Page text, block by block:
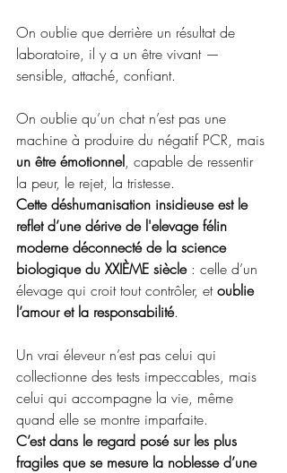
On oublie que derrière un résultat de
laboratoire, il y a un être vivant —
sensible, attaché, confiant.
On oublie qu’un chat n’est pas une
machine à produire du négatif PCR, mais
un être émotionnel, capable de ressentir
la peur, le rejet, la tristesse.
Cette déshumanisation insidieuse est le
reflet d’une dérive de l'elevage félin
moderne déconnecté de la science
biologique du XXIÈME siècle : celle d’un
élevage qui croit tout contrôler, et oublie
l’amour et la responsabilité.
Un vrai éleveur n’est pas celui qui
collectionne des tests impeccables, mais
celui qui accompagne la vie, même
quand elle se montre imparfaite.
C’est dans le regard posé sur les plus
fragiles que se mesure la noblesse d’une